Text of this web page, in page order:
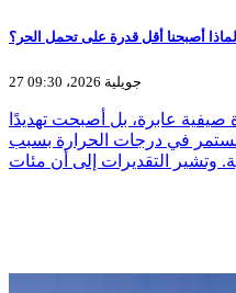
أصبحنا أقل قدرة على تحمل الحر؟
27 جويلية 2026، 09:30
عابرة، بل أصبحت تهديدًا
في درجات الحرارة بسبب